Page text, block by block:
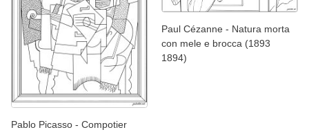
Pablo Picasso - Compotier
Paul Cézanne - Natura morta
con mele e brocca (1893
1894)